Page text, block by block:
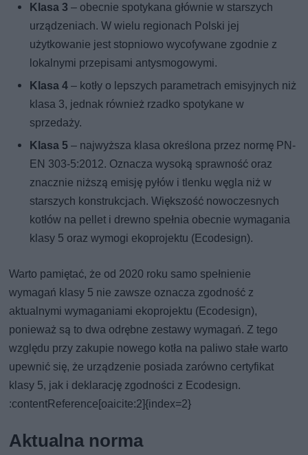
Klasa 3 – obecnie spotykana głównie w starszych
urządzeniach. W wielu regionach Polski jej
użytkowanie jest stopniowo wycofywane zgodnie z
lokalnymi przepisami antysmogowymi.
Klasa 4 – kotły o lepszych parametrach emisyjnych niż
klasa 3, jednak również rzadko spotykane w
sprzedaży.
Klasa 5 – najwyższa klasa określona przez normę PN-
EN 303-5:2012. Oznacza wysoką sprawność oraz
znacznie niższą emisję pyłów i tlenku węgla niż w
starszych konstrukcjach. Większość nowoczesnych
kotłów na pellet i drewno spełnia obecnie wymagania
klasy 5 oraz wymogi ekoprojektu (Ecodesign).
Warto pamiętać, że od 2020 roku samo spełnienie
wymagań klasy 5 nie zawsze oznacza zgodność z
aktualnymi wymaganiami ekoprojektu (Ecodesign),
ponieważ są to dwa odrębne zestawy wymagań. Z tego
względu przy zakupie nowego kotła na paliwo stałe warto
upewnić się, że urządzenie posiada zarówno certyfikat
klasy 5, jak i deklarację zgodności z Ecodesign.
:contentReference[oaicite:2]{index=2}
Aktualna norma